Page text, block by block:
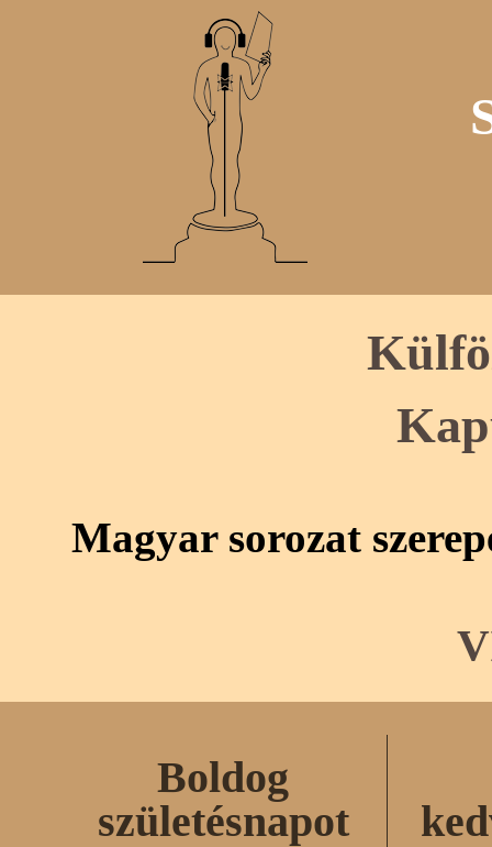
Magyar sorozat
Boldog
születésnapot